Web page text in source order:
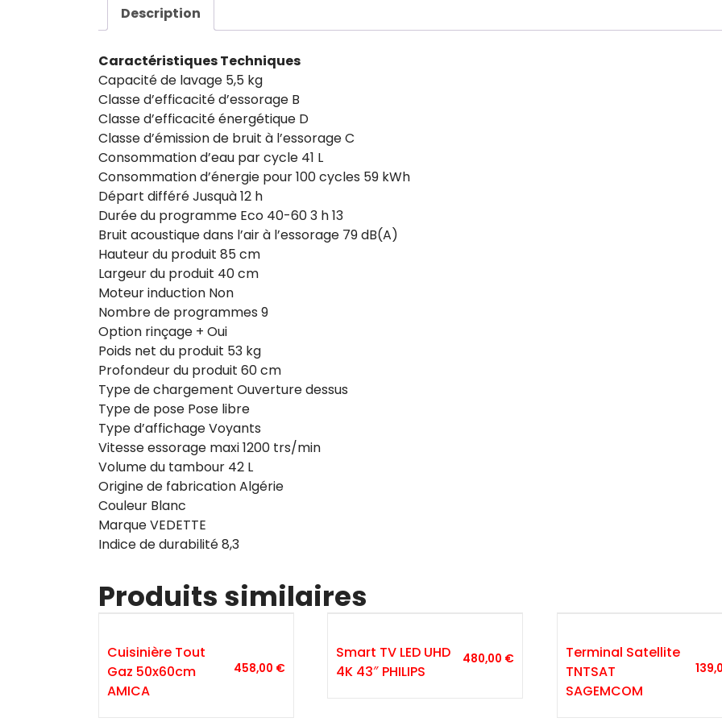
Description
Caractéristiques Techniques
Capacité de lavage 5,5 kg
Classe d’efficacité d’essorage B
Classe d’efficacité énergétique D
Classe d’émission de bruit à l’essorage C
Consommation d’eau par cycle 41 L
Consommation d’énergie pour 100 cycles 59 kWh
Départ différé Jusquà 12 h
Durée du programme Eco 40-60 3 h 13
Bruit acoustique dans l’air à l’essorage 79 dB(A)
Hauteur du produit 85 cm
Largeur du produit 40 cm
Moteur induction Non
Nombre de programmes 9
Option rinçage + Oui
Poids net du produit 53 kg
Profondeur du produit 60 cm
Type de chargement Ouverture dessus
Type de pose Pose libre
Type d’affichage Voyants
Vitesse essorage maxi 1200 trs/min
Volume du tambour 42 L
Origine de fabrication Algérie
Couleur Blanc
Marque VEDETTE
Indice de durabilité 8,3
Produits similaires
Cuisinière Tout
Gaz 50x60cm
AMICA
458,00 €
Smart TV LED UHD
4K 43″ PHILIPS
480,00 €
Terminal Satellite
TNTSAT
SAGEMCOM